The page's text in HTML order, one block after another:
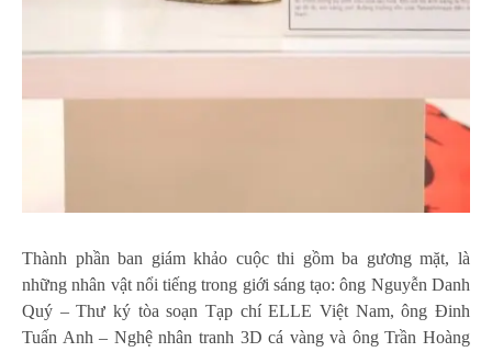
Thành phần ban giám khảo cuộc thi gồm ba gương mặt, là
những nhân vật nổi tiếng trong giới sáng tạo: ông Nguyễn Danh
Quý – Thư ký tòa soạn Tạp chí ELLE Việt Nam, ông Đinh
Tuấn Anh – Nghệ nhân tranh 3D cá vàng và ông Trần Hoàng